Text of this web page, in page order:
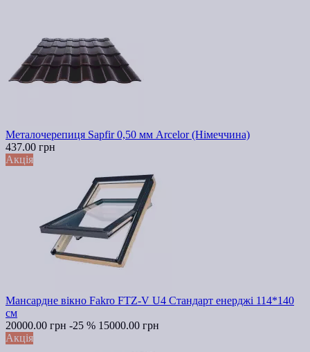
Металочерепиця Sapfir 0,50 мм Arcelor (Німеччина)
437.00 грн
Акція
Мансардне вікно Fakro FTZ-V U4 Стандарт енерджі 114*140
см
20000.00 грн -25 % 15000.00 грн
Акція